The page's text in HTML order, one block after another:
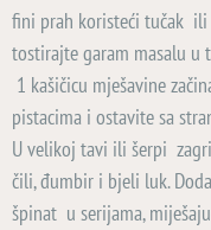
fini prah koristeći tučak ili
tostirajte garam masalu u
1 kašičicu mješavine
pistacima i ostavite sa
U velikoj tavi ili šerpi
čili, đumbir i bjeli luk.
špinat u serijama,